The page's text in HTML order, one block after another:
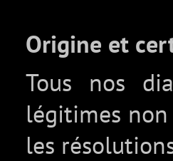
Origine et
Tous nos
légitimes
les